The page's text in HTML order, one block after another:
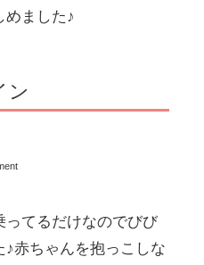
めました♪
ン
ってるだけなのでびび
♪赤ちゃんを抱っこしな